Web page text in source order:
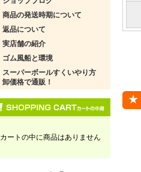
商品の発送時期について
返品について
実店舗の紹介
ゴム風船と環境
スーパーボールすくいやり方
卸価格で通販！
カートの中に商品はありません